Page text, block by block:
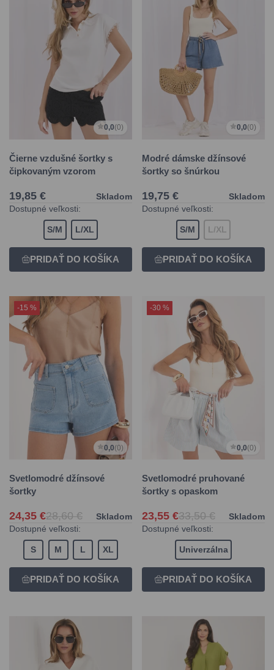
0,0(0)
Čierne vzdušné šortky s
čipkovaným vzorom
19,85 €
Skladom
Dostupné veľkosti:
S/M L/XL
0,0(0)
Modré dámske džínsové
šortky so šnúrkou
19,75 €
Skladom
Dostupné veľkosti:
S/M L/XL
-15 %
0,0(0)
Svetlomodré džínsové
šortky
24,35 €28,60 €
Skladom
Dostupné veľkosti:
S M L XL
-30 %
0,0(0)
Svetlomodré pruhované
šortky s opaskom
23,55 €33,50 €
Skladom
Dostupné veľkosti:
Univerzálna